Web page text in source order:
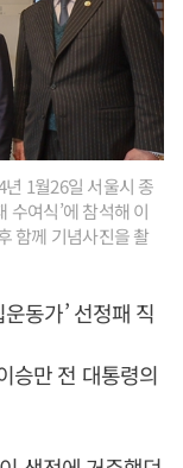
1월26일 서울시 종
수여식’에 참석해 이
함께 기념사진을 촬
동가’ 선정패 직
승만 전 대통령의